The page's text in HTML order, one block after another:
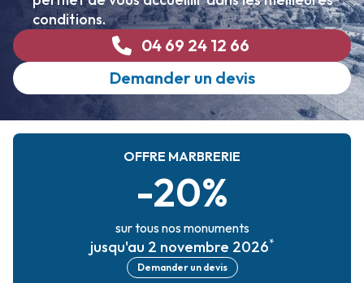
04 69 24 12 66
Demander un devis
conditions.
OFFRE MARBRERIE
-20%
sur tous nos monuments
jusqu'au 2 novembre 2026*
Demander un devis